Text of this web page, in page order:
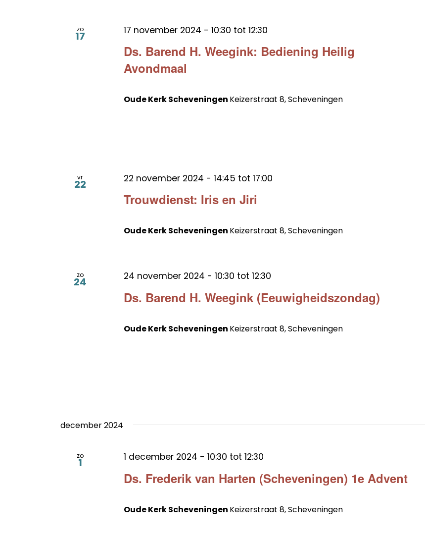
zo
17
Ds. Barend H. Weegink: Bediening Heilig
Avondmaal
17 november 2024 - 10:30 tot 12:30
Oude Kerk Scheveningen Keizerstraat 8, Scheveningen
vr
22
Trouwdienst: Iris en Jiri
22 november 2024 - 14:45 tot 17:00
Oude Kerk Scheveningen Keizerstraat 8, Scheveningen
zo
24
Ds. Barend H. Weegink (Eeuwigheidszondag)
24 november 2024 - 10:30 tot 12:30
Oude Kerk Scheveningen Keizerstraat 8, Scheveningen
december 2024
zo
1
Ds. Frederik van Harten (Scheveningen) 1e Advent
1 december 2024 - 10:30 tot 12:30
Oude Kerk Scheveningen Keizerstraat 8, Scheveningen